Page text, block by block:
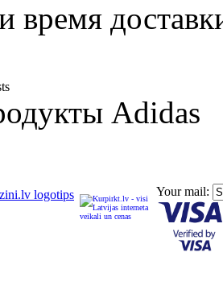
время
Adidas
Your mail: